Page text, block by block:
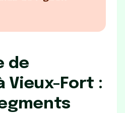
de
Vieux-Fort :